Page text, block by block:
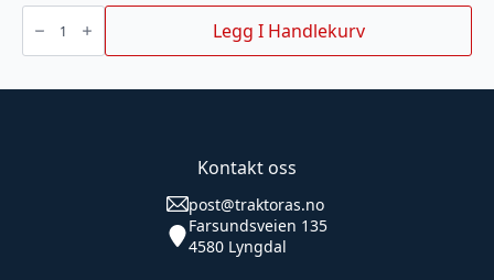
20"
SVERD
FORCE
PIX
Legg I Handlekurv
Kontakt oss
post@traktoras.no
Farsundsveien 135
4580 Lyngdal